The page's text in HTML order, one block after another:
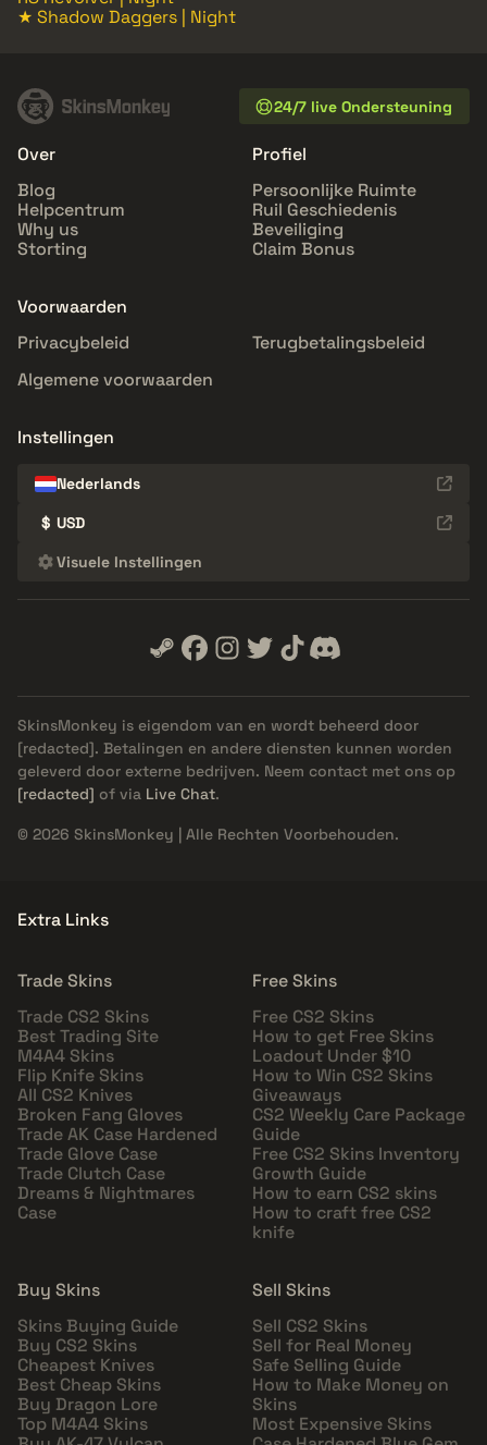
★ Shadow Daggers | Night
24/7 live Ondersteuning
Over
Blog
Helpcentrum
Why us
Storting
Profiel
Persoonlijke Ruimte
Ruil Geschiedenis
Beveiliging
Claim Bonus
Voorwaarden
Privacybeleid
Terugbetalingsbeleid
Algemene voorwaarden
Instellingen
Nederlands
$ USD
Visuele Instellingen
SkinsMonkey is eigendom van en wordt beheerd door
[redacted]. Betalingen en andere diensten kunnen worden
geleverd door externe bedrijven. Neem contact met ons op
[redacted] of via Live Chat.
© 2026 SkinsMonkey | Alle Rechten Voorbehouden.
Extra Links
Trade Skins
Trade CS2 Skins
Best Trading Site
M4A4 Skins
Flip Knife Skins
All CS2 Knives
Broken Fang Gloves
Trade AK Case Hardened
Trade Glove Case
Trade Clutch Case
Dreams & Nightmares
Case
Free Skins
Free CS2 Skins
How to get Free Skins
Loadout Under $10
How to Win CS2 Skins
Giveaways
CS2 Weekly Care Package
Guide
Free CS2 Skins Inventory
Growth Guide
How to earn CS2 skins
How to craft free CS2
knife
Buy Skins
Skins Buying Guide
Buy CS2 Skins
Cheapest Knives
Best Cheap Skins
Buy Dragon Lore
Top M4A4 Skins
Sell Skins
Sell CS2 Skins
Sell for Real Money
Safe Selling Guide
How to Make Money on
Skins
Most Expensive Skins